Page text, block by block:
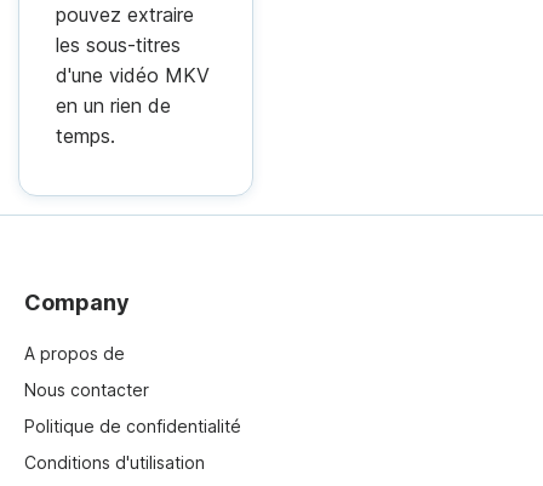
pouvez extraire
les sous-titres
d'une vidéo MKV
en un rien de
temps.
Company
A propos de
Nous contacter
Politique de confidentialité
Conditions d'utilisation